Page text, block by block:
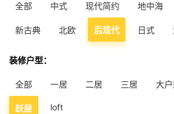
全部 中式 现代简约 地中海
新古典 北欧 后现代 日式
装修户型：
全部 一居 二居 三居 大
跃层 loft